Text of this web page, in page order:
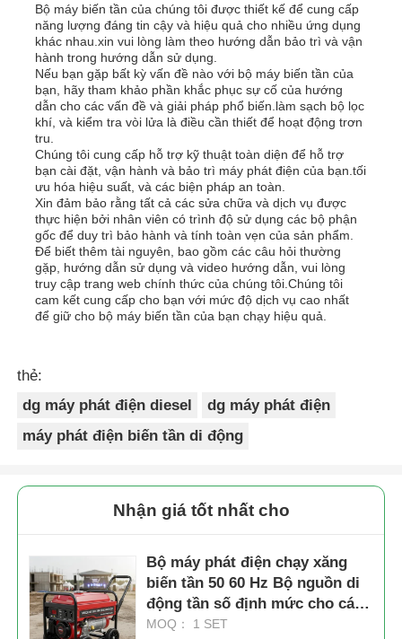
Bộ máy biến tần của chúng tôi được thiết kế để cung cấp
năng lượng đáng tin cậy và hiệu quả cho nhiều ứng dụng
khác nhau.xin vui lòng làm theo hướng dẫn bảo trì và vận
hành trong hướng dẫn sử dụng.
Nếu bạn gặp bất kỳ vấn đề nào với bộ máy biến tần của
bạn, hãy tham khảo phần khắc phục sự cố của hướng
dẫn cho các vấn đề và giải pháp phổ biến.làm sạch bộ lọc
khí, và kiểm tra vòi lửa là điều cần thiết để hoạt động trơn
tru.
Chúng tôi cung cấp hỗ trợ kỹ thuật toàn diện để hỗ trợ
bạn cài đặt, vận hành và bảo trì máy phát điện của bạn.tối
ưu hóa hiệu suất, và các biện pháp an toàn.
Xin đảm bảo rằng tất cả các sửa chữa và dịch vụ được
thực hiện bởi nhân viên có trình độ sử dụng các bộ phận
gốc để duy trì bảo hành và tính toàn vẹn của sản phẩm.
Để biết thêm tài nguyên, bao gồm các câu hỏi thường
gặp, hướng dẫn sử dụng và video hướng dẫn, vui lòng
truy cập trang web chính thức của chúng tôi.Chúng tôi
cam kết cung cấp cho bạn với mức độ dịch vụ cao nhất
để giữ cho bộ máy biến tần của bạn chạy hiệu quả.
thẻ:
dg máy phát điện diesel
dg máy phát điện
máy phát điện biến tần di động
Nhận giá tốt nhất cho
Bộ máy phát điện chạy xăng
biến tần 50 60 Hz Bộ nguồn di
động tần số định mức cho các
công trường xây dựng và các
MOQ： 1 SET